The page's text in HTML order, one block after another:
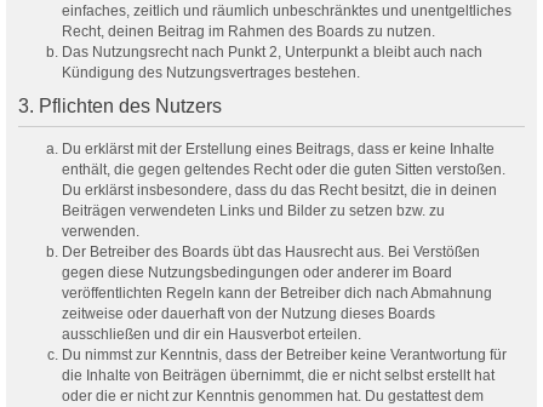
einfaches, zeitlich und räumlich unbeschränktes und unentgeltliches
Recht, deinen Beitrag im Rahmen des Boards zu nutzen.
Das Nutzungsrecht nach Punkt 2, Unterpunkt a bleibt auch nach
Kündigung des Nutzungsvertrages bestehen.
3. Pflichten des Nutzers
Du erklärst mit der Erstellung eines Beitrags, dass er keine Inhalte
enthält, die gegen geltendes Recht oder die guten Sitten verstoßen.
Du erklärst insbesondere, dass du das Recht besitzt, die in deinen
Beiträgen verwendeten Links und Bilder zu setzen bzw. zu
verwenden.
Der Betreiber des Boards übt das Hausrecht aus. Bei Verstößen
gegen diese Nutzungsbedingungen oder anderer im Board
veröffentlichten Regeln kann der Betreiber dich nach Abmahnung
zeitweise oder dauerhaft von der Nutzung dieses Boards
ausschließen und dir ein Hausverbot erteilen.
Du nimmst zur Kenntnis, dass der Betreiber keine Verantwortung für
die Inhalte von Beiträgen übernimmt, die er nicht selbst erstellt hat
oder die er nicht zur Kenntnis genommen hat. Du gestattest dem